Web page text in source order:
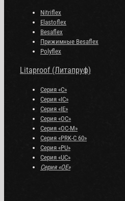
Nitriflex
Elastoflex
Besaflex
Прижимные Besaflex
Polyflex
Litaproof (Литапруф)
Серия «С»
Серия «IC»
Серия «IE»
Серия «OC»
Серия «OC-M»
Серия «PRK-C 60»
Серия «PU»
Серия «UC»
Серия «OE»